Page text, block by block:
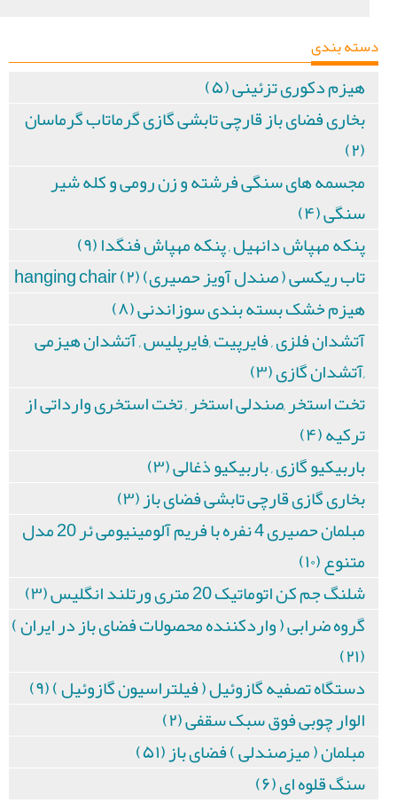
دسته بندی
هیزم دکوری تزئینی (۵)
بخاری فضای باز قارچی تابشی گازی گرماتاب گرماسان
(۲)
مجسمه های سنگی فرشته و زن رومی و کله شیر
سنگی (۴)
پنکه مهپاش دانهیل , پنکه مهپاش فنگدا (۹)
تاب ریکسی ( صندل آویز حصیری) hanging chair (۲)
هیزم خشک بسته بندی سوزاندنی (۸)
آتشدان فلزی , فایرپیت ,فایرپلیس , آتشدان هیزمی
,آتشدان گازی (۳)
تخت استخر ,صندلی استخر , تخت استخری وارداتی از
ترکیه (۴)
باربیکیو گازی , باربیکیو ذغالی (۳)
بخاری گازی قارچی تابشی فضای باز (۳)
مبلمان حصیری 4 نفره با فریم آلومینیومی ئر 20 مدل
متنوع (۱۰)
شلنگ جم کن اتوماتیک 20 متری ورتلند انگلیس (۳)
گروه ضرابی ( واردکننده محصولات فضای باز در ایران )
(۲۱)
دستگاه تصفیه گازوئیل ( فیلتراسیون گازوئیل ) (۹)
الوار چوبی فوق سبک سقفی (۲)
مبلمان ( میزصندلی ) فضای باز (۵۱)
سنگ قلوه ای (۶)